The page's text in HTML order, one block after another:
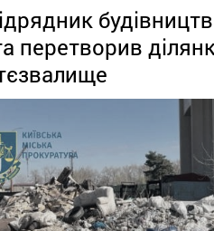
перетворив